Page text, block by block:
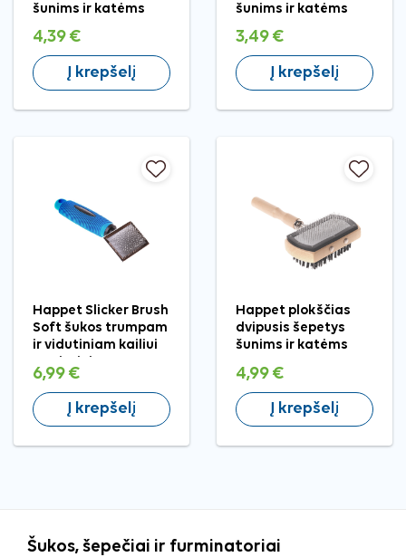
šunims ir katėms
4,39 €
Į krepšelį
šunims ir katėms
3,49 €
Į krepšelį
Happet Slicker Brush
Soft šukos trumpam
ir vidutiniam kailiui
6,99 €
Į krepšelį
Happet plokščias
dvipusis šepetys
šunims ir katėms
4,99 €
Į krepšelį
Šukos, šepečiai ir furminatoriai